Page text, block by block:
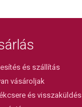
és szállítás
vásároljak
és visszaküldés